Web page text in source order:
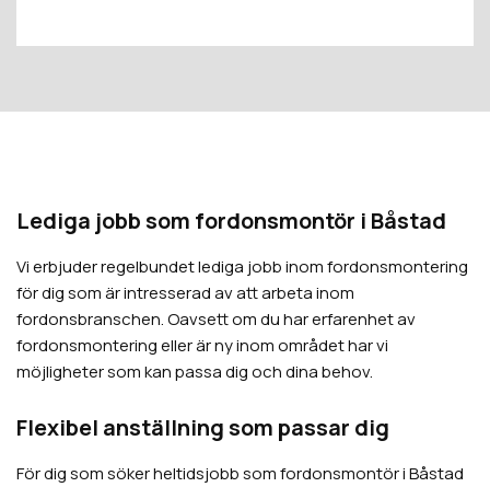
Lediga jobb som fordonsmontör i Båstad
Vi erbjuder regelbundet lediga jobb inom fordonsmontering
för dig som är intresserad av att arbeta inom
fordonsbranschen. Oavsett om du har erfarenhet av
fordonsmontering eller är ny inom området har vi
möjligheter som kan passa dig och dina behov.
Flexibel anställning som passar dig
För dig som söker heltidsjobb som fordonsmontör i Båstad